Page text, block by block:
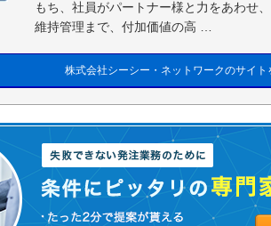
もち、社員がパートナー様と力をあわせ
維持管理まで、付加価値の高 …
株式会社シーシー・ネットワークのサイト